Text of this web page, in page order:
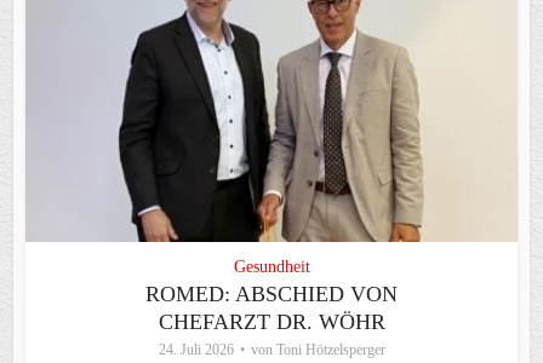
Gesundheit
ROMED: ABSCHIED VON
CHEFARZT DR. WÖHR
24. Juli 2026 von Toni Hötzelsperger